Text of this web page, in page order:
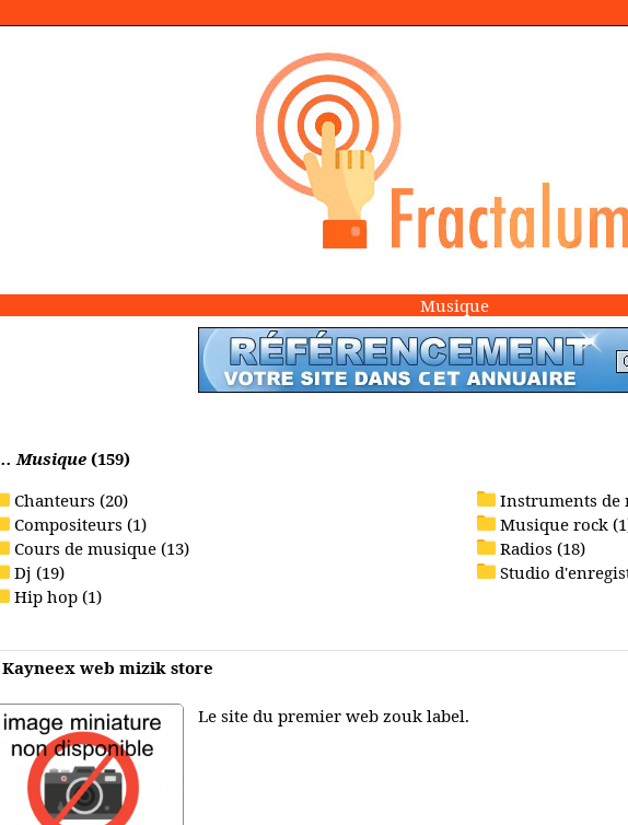
Musique
.. Musique (159)
Chanteurs (20)
Compositeurs (1)
Cours de musique (13)
Dj (19)
Hip hop (1)
Instruments de
Musique rock
Radios (18)
Studio
Kayneex web mizik store
Le site du premier web zouk label.